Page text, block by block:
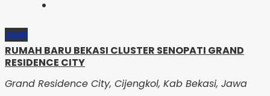
Jual
RUMAH BARU BEKASI CLUSTER SENOPATI GRAND
RESIDENCE CITY
Grand Residence City, Cijengkol, Kab Bekasi, Jawa